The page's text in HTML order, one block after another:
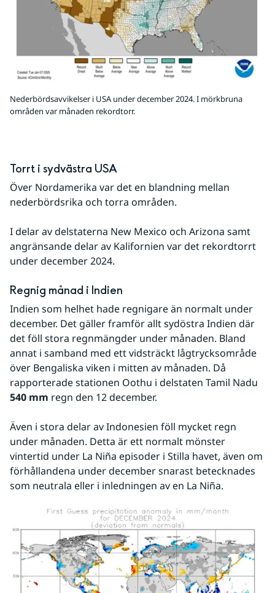
Nederbördsavvikelser i USA under december 2024. I mörkbruna
områden var månaden rekordtorr.
Torrt i sydvästra USA
Över Nordamerika var det en blandning mellan
nederbördsrika och torra områden.
I delar av delstaterna New Mexico och Arizona samt
angränsande delar av Kalifornien var det rekordtorrt
under december 2024.
Regnig månad i Indien
Indien som helhet hade regnigare än normalt under
december. Det gäller framför allt sydöstra Indien där
det föll stora regnmängder under månaden. Bland
annat i samband med ett vidsträckt lågtrycksområde
över Bengaliska viken i mitten av månaden. Då
540 mm regn den 12 december.
Även i stora delar av Indonesien föll mycket regn
under månaden. Detta är ett normalt mönster
vintertid under La Niña episoder i Stilla havet, även om
förhållandena under december snarast betecknades
som neutrala eller i inledningen av en La Niña.